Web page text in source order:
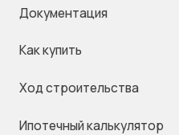
Документация
Как купить
Ход строительства
Ипотечный калькулятор